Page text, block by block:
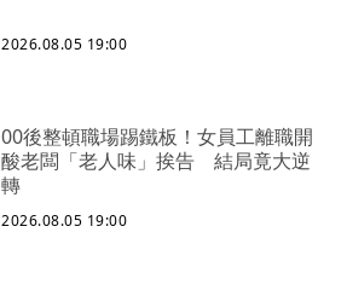
2026.08.05 19:00
00後整頓職場踢鐵板！女員工離職開
酸老闆「老人味」挨告 結局竟大逆
轉
2026.08.05 19:00